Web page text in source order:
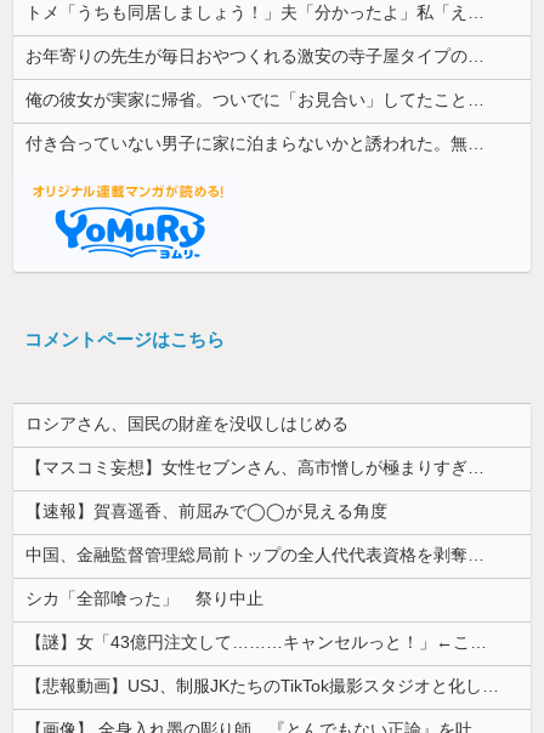
コメントページはこちら
ロシアさん、国民の財産を没収しはじめる
【マスコミ妄想】女性セブンさん、高市憎しが極まりすぎたのか、過去一級の低俗な「支持率下げてやる」記事を配信してしまう 想像の10倍低俗
【速報】賀喜遥香、前屈みで◯◯が見える角度
中国、金融監督管理総局前トップの全人代代表資格を剥奪…重大な規律違反で！
シカ「全部喰った」 祭り中止
【謎】女「43億円注文して………キャンセルっと！」←こいつの目的
【悲報動画】USJ、制服JKたちのTikTok撮影スタジオと化してしまいシュールすぎる光景が広がるｗｗｗ 【Pickup08083030】